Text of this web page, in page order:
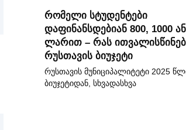
რომელი სტუდენტები
დაფინანსდებიან 800, 1000
ლარით – რას
რუსთავის ბიუჯეტი
რუსთავის მუნიციპალიტეტი 2025
ბიუჯეტიდან, სხვადასხვა